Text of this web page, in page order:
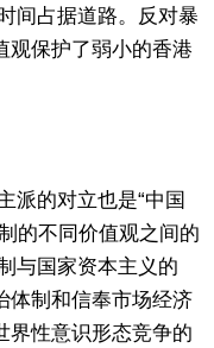
间占据道路。反对暴
观保护了弱小的香港
派的对立也是“中国
的不同价值观之间的
与国家资本主义的
体制和信奉市场经济
界性意识形态竞争的